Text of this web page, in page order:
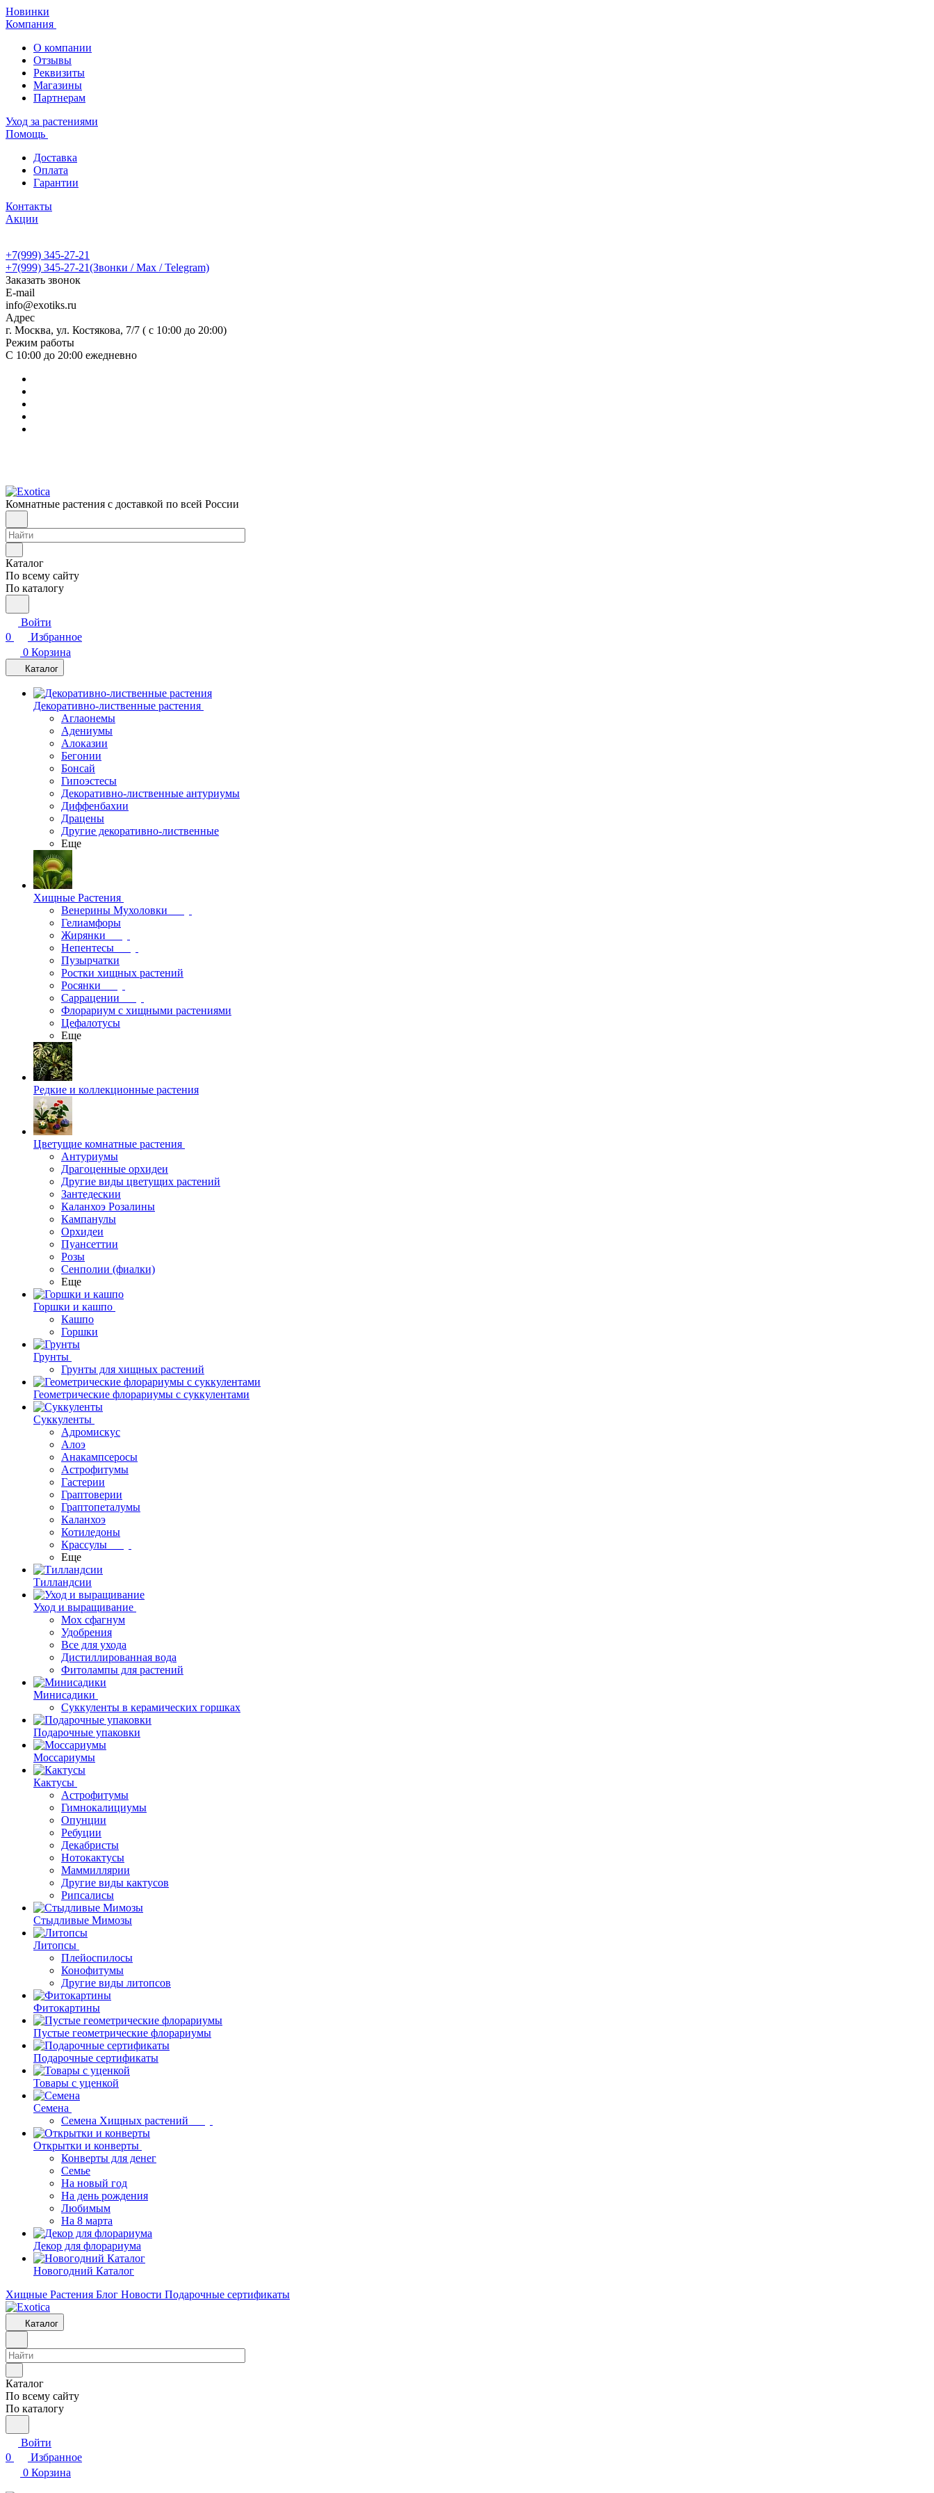
Новинки
Компания
О компании
Отзывы
Реквизиты
Магазины
Партнерам
Уход за растениями
Помощь
Доставка
Оплата
Гарантии
Контакты
Акции
+7(999) 345-27-21
+7(999) 345-27-21(Звонки / Max / Telegram)
Заказать звонок
E-mail
info@exotiks.ru
Адрес
г. Москва, ул. Костякова, 7/7 ( с 10:00 до 20:00)
Режим работы
С 10:00 до 20:00 ежедневно
Комнатные растения с доставкой по всей России
Каталог
По всему сайту
По каталогу
Войти
0
Избранное
0 Корзина
Каталог
Декоративно-лиственные растения
Аглаонемы
Адениумы
Алоказии
Бегонии
Бонсай
Гипоэстесы
Декоративно-лиственные антуриумы
Диффенбахии
Драцены
Другие декоративно-лиственные
Еще
Хищные Растения
Венерины Мухоловки
Гелиамфоры
Жирянки
Непентесы
Пузырчатки
Ростки хищных растений
Росянки
Саррацении
Флорариум с хищными растениями
Цефалотусы
Еще
Редкие и коллекционные растения
Цветущие комнатные растения
Антуриумы
Драгоценные орхидеи
Другие виды цветущих растений
Зантедескии
Каланхоэ Розалины
Кампанулы
Орхидеи
Пуансеттии
Розы
Сенполии (фиалки)
Еще
Горшки и кашпо
Кашпо
Горшки
Грунты
Грунты для хищных растений
Геометрические флорариумы с суккулентами
Суккуленты
Адромискус
Алоэ
Анакампсеросы
Астрофитумы
Гастерии
Граптоверии
Граптопеталумы
Каланхоэ
Котиледоны
Крассулы
Еще
Тилландсии
Уход и выращивание
Мох сфагнум
Удобрения
Все для ухода
Дистиллированная вода
Фитолампы для растений
Минисадики
Суккуленты в керамических горшках
Подарочные упаковки
Моссариумы
Кактусы
Астрофитумы
Гимнокалициумы
Опунции
Ребуции
Декабристы
Нотокактусы
Маммиллярии
Другие виды кактусов
Рипсалисы
Стыдливые Мимозы
Литопсы
Плейоспилосы
Конофитумы
Другие виды литопсов
Фитокартины
Пустые геометрические флорариумы
Подарочные сертификаты
Товары с уценкой
Семена
Семена Хищных растений
Открытки и конверты
Конверты для денег
Семье
На новый год
На день рождения
Любимым
На 8 марта
Декор для флорариума
Новогодний Каталог
Хищные Растения Блог Новости Подарочные сертификаты
Каталог
Каталог
По всему сайту
По каталогу
Войти
0
Избранное
0 Корзина